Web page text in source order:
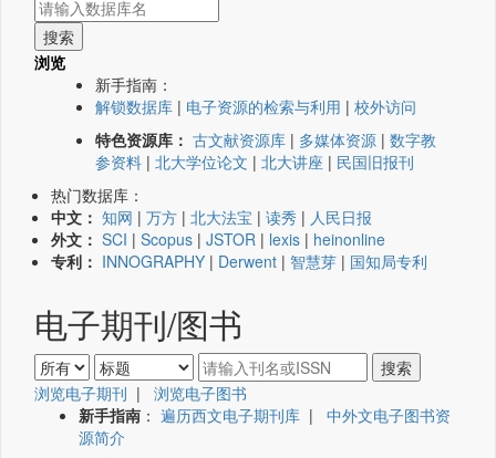
浏览
新手指南：
解锁数据库 | 电子资源的检索与利用 | 校外访问
特色资源库： 古文献资源库 | 多媒体资源 | 数字教
参资料 | 北大学位论文 | 北大讲座 | 民国旧报刊
热门数据库：
中文： 知网 | 万方 | 北大法宝 | 读秀 | 人民日报
外文： SCI | Scopus | JSTOR | lexis | heinonline
专利： INNOGRAPHY | Derwent | 智慧芽 | 国知局专利
电子期刊/图书
浏览电子期刊 | 浏览电子图书
新手指南 ： 遍历西文电子期刊库 | 中外文电子图书资
源简介